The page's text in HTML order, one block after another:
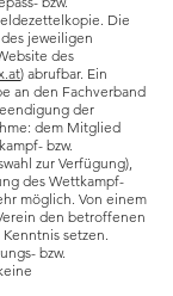
Die
jeweiligen
des
) abrufbar. Ein
an den Fachverband
der
dem Mitglied
bzw.
zur Verfügung),
des Wettkampf-
möglich. Von einem
den betroffenen
setzen.
bzw.